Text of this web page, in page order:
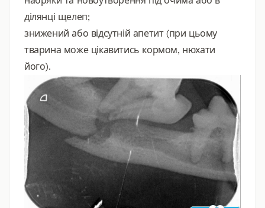
ділянці щелеп;
знижений або відсутній апетит (при цьому
тварина може цікавитись кормом, нюхати
його).